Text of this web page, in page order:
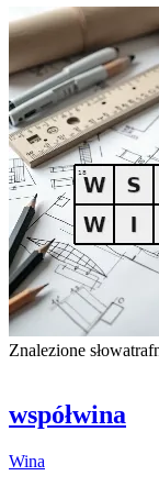
Znalezione słowa
współwina
Wina